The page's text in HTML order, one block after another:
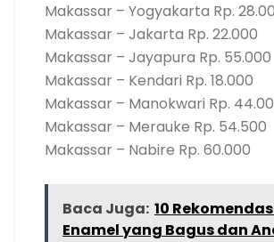
Makassar – Yogyakarta Rp.
Makassar – Jakarta Rp. 22.000
Makassar – Jayapura Rp. 55.000
Makassar – Kendari Rp. 18.000
Makassar – Manokwari Rp.
Makassar – Merauke Rp. 54.500
Makassar – Nabire Rp. 60.000
Baca Juga: 10
Enamel yang Bagus dan